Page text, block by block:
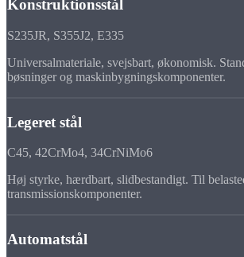
Konstruktionsstål
S235JR, S355J2, E335
Universalmateriale, svejsbart, økonomisk.
bøsninger og maskinbygningskomponenter.
Legeret stål
C45, 42CrMo4, 34CrNiMo6
Høj styrke, hærdbart, slidbestandigt. Til
transmissionskomponenter.
Automatstål